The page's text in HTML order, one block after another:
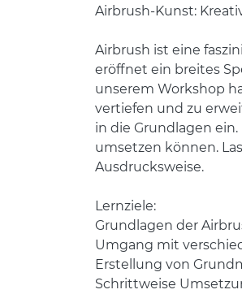
Airbrush-Kunst:
Airbrush ist eine
eröffnet ein breites
unserem Workshop
vertiefen und zu
in die Grundlagen
umsetzen können.
Ausdrucksweise.
Lernziele:
Grundlagen der
Umgang mit
Erstellung von
Schrittweise